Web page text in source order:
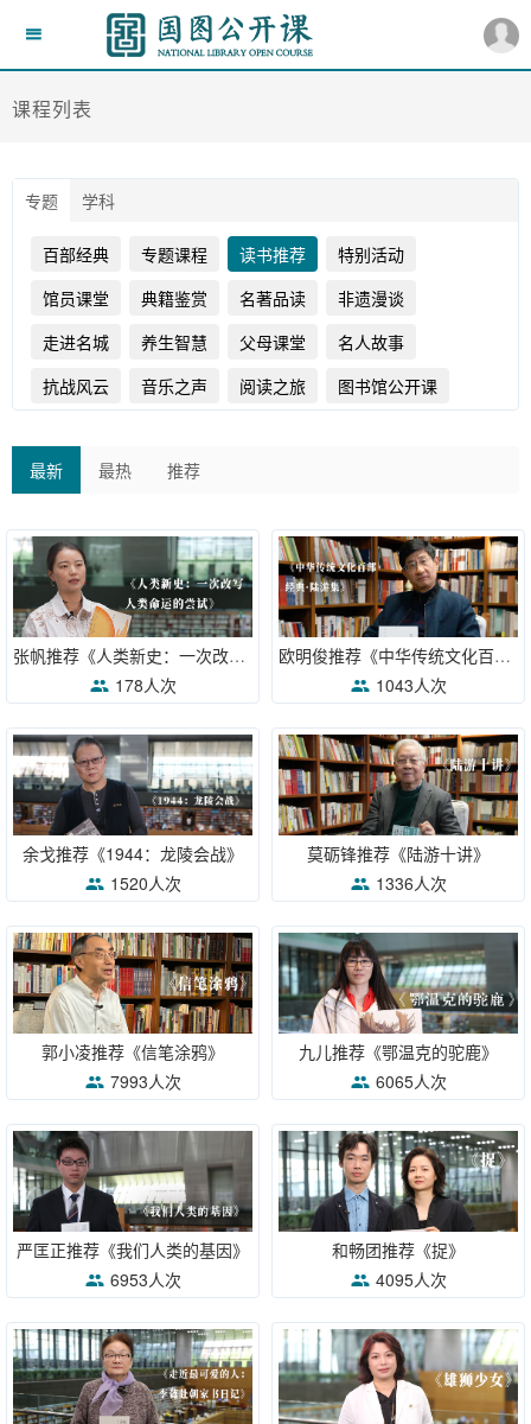
课程列表
专题 学科
百部经典 专题课程 读书推荐
特别活动
馆员课堂
典籍鉴赏 名著品读
非遗漫谈
走进名城
养生智慧 父母课堂
名人故事
抗战风云
音乐之声 阅读之旅 图书馆公开课
最新 最热 推荐
张帆推荐《人类新史：一次改写人类命运的尝试》
178人次
欧明俊推荐《中华传统文化百部经典·陆游集》
1043人次
余戈推荐《1944：龙陵会战》
1520人次
莫砺锋推荐《陆游十讲》
1336人次
郭小凌推荐《信笔涂鸦》
7993人次
九儿推荐《鄂温克的驼鹿》
6065人次
严匡正推荐《我们人类的基因》
6953人次
和畅团推荐《捉》
4095人次